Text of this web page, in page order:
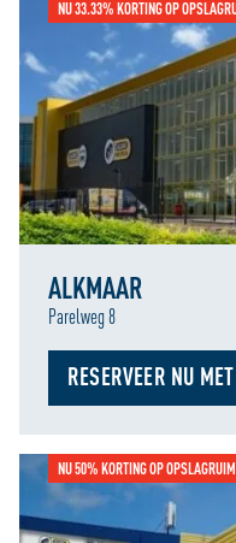
NU 33.33% KORTING OP
ALKMAAR
Parelweg 8
RESERVEER NU
NU 50% KORTING OP